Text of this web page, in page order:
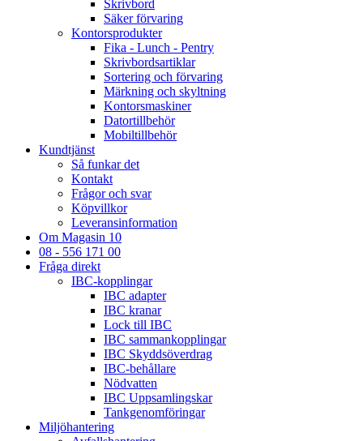
Skrivbord
Säker förvaring
Kontorsprodukter
Fika - Lunch - Pentry
Skrivbordsartiklar
Sortering och förvaring
Märkning och skyltning
Kontorsmaskiner
Datortillbehör
Mobiltillbehör
Kundtjänst
Så funkar det
Kontakt
Frågor och svar
Köpvillkor
Leveransinformation
Om Magasin 10
08 - 556 171 00
Fråga direkt
IBC-kopplingar
IBC adapter
IBC kranar
Lock till IBC
IBC sammankopplingar
IBC Skyddsöverdrag
IBC-behållare
Nödvatten
IBC Uppsamlingskar
Tankgenomföringar
Miljöhantering